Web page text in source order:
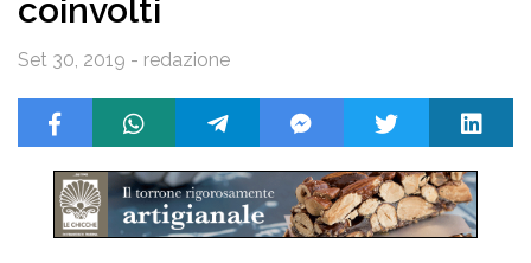
coinvolti
Set 30, 2019 - redazione